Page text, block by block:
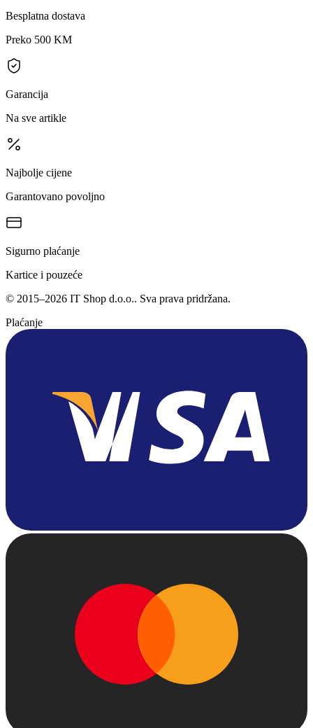
Besplatna dostava
Preko 500 KM
Garancija
Na sve artikle
Najbolje cijene
Garantovano povoljno
Sigurno plaćanje
Kartice i pouzeće
© 2015–2026 IT Shop d.o.o.. Sva prava pridržana.
Plaćanje